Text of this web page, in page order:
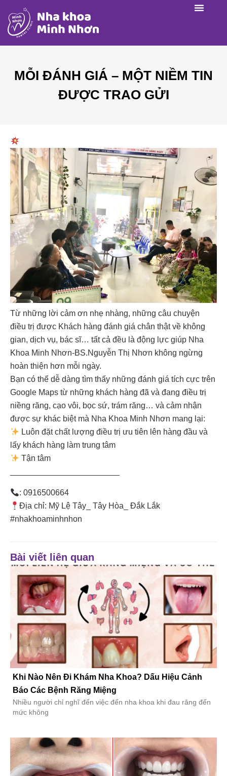
MỖI ĐÁNH GIÁ – MỘT NIỀM TIN
ĐƯỢC TRAO GỬI
Từ những lời cảm ơn nhẹ nhàng, những câu chuyện
điều trị được Khách hàng đánh giá chân thật về không
gian, dịch vụ, bác sĩ… tất cả đều là động lực giúp Nha
Khoa Minh Nhơn-BS.Nguyễn Thị Nhơn không ngừng
hoàn thiện hơn mỗi ngày.
Bạn có thể dễ dàng tìm thấy những đánh giá tích cực trên
Google Maps từ những khách hàng đã và đang điều trị
niềng răng, cạo vôi, bọc sứ, trám răng… và cảm nhận
được sự khác biệt mà Nha Khoa Minh Nhơn mang lại:
Luôn đặt chất lượng điều trị ưu tiên lên hàng đầu và
lấy khách hàng làm trung tâm
Tận tâm
: 0916500664
Địa chỉ: Mỹ Lệ Tây_ Tây Hòa_ Đắk Lắk
#nhakhoaminhnhon
Bài viết liên quan
Khi Nào Nên Đi Khám Nha Khoa? Dấu Hiệu Cảnh
Báo Các Bệnh Răng Miệng
Nhiều người chỉ nghĩ đến việc đến nha khoa khi đau răng đến
mức không